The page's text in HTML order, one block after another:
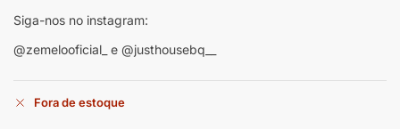
Siga-nos no instagram:
@zemelooficial_ e @justhousebq__
Fora de estoque